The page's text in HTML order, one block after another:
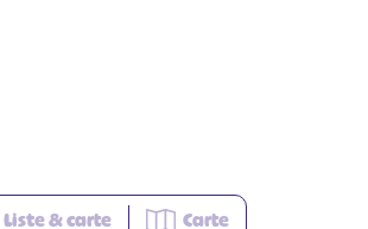
Liste & carte Carte